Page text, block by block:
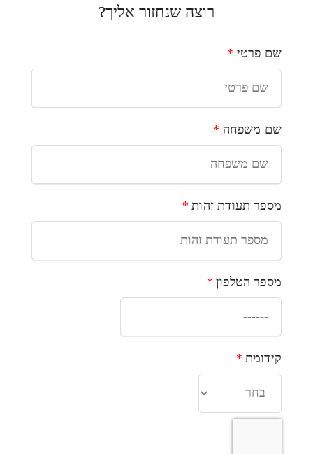
רוצה שנחזור אליך?
שם פרטי *
שם משפחה *
מספר תעודת זהות *
מספר הטלפון*
קידומת*